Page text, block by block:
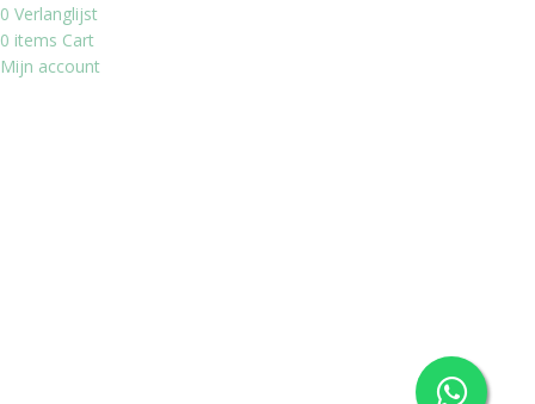
0 Verlanglijst
0 items Cart
Mijn account